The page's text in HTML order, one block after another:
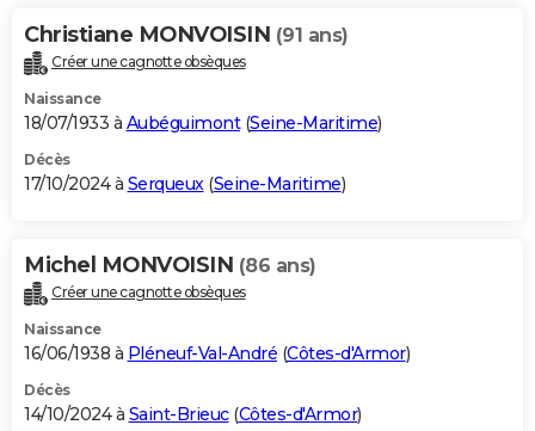
Christiane MONVOISIN (91 ans)
Créer une cagnotte obsèques
Naissance
18/07/1933 à Aubéguimont(Seine-Maritime)
Décès
17/10/2024 à Serqueux(Seine-Maritime)
Michel MONVOISIN (86 ans)
Créer une cagnotte obsèques
Naissance
16/06/1938 à Pléneuf-Val-André (Côtes-d'Armor)
Décès
14/10/2024 à Saint-Brieuc(Côtes-d'Armor)